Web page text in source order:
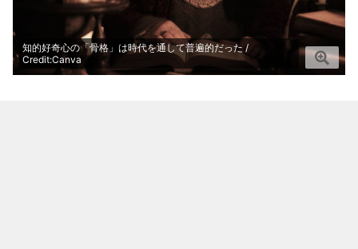
知的好奇心の「骨格」は時代を通して普遍的だった /
Credit:Canva